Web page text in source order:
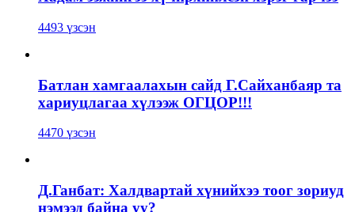
4493 үзсэн
Батлан хамгаалахын сайд Г.Сайханбаяр та
хариуцлагаа хүлээж ОГЦОР!!!
4470 үзсэн
Д.Ганбат: Халдвартай хүнийхээ тоог зориуд
нэмээд байна уу?